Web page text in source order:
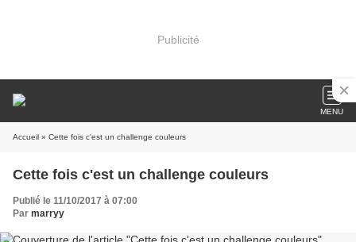
Publicité
MENU
Accueil » Cette fois c'est un challenge couleurs
Cette fois c'est un challenge couleurs
Publié le 11/10/2017 à 07:00
Par marryy